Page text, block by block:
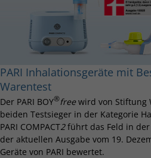
PARI Inhalationsgeräte mit
Warentest
Der PARI BOY®freewird von Stiftung
beiden Testsieger in der Kategorie
PARI COMPACT2führt das Feld in der
der aktuellen Ausgabe vom 19.
Geräte von PARI bewertet.